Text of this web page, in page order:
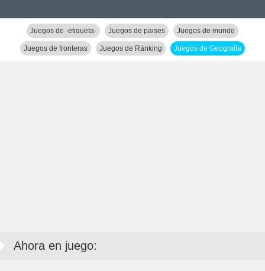
Juegos de -etiqueta- Juegos de paises Juegos de mundo
Juegos de fronteras Juegos de Ránking Juegos de Geografía
Ahora en juego: